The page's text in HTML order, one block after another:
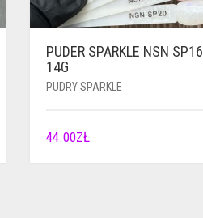
PUDER SPARKLE NSN SP16
14G
PUDRY SPARKLE
44.00ZŁ